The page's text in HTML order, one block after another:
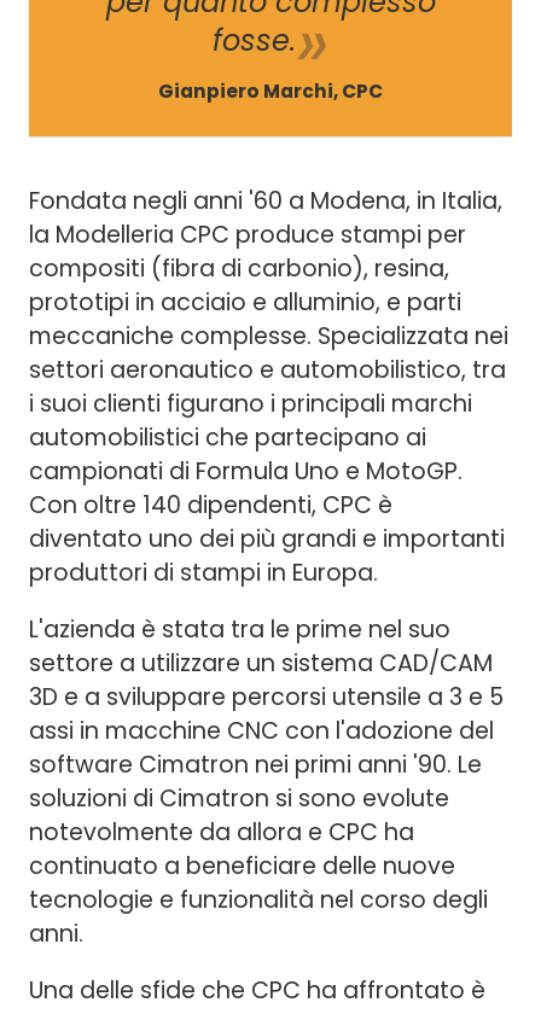
fosse.
Gianpiero Marchi, CPC
Fondata negli anni '60 a Modena, in Italia,
la Modelleria CPC produce stampi per
compositi (fibra di carbonio), resina,
prototipi in acciaio e alluminio, e parti
meccaniche complesse. Specializzata nei
settori aeronautico e automobilistico, tra
i suoi clienti figurano i principali marchi
automobilistici che partecipano ai
campionati di Formula Uno e MotoGP.
Con oltre 140 dipendenti, CPC è
diventato uno dei più grandi e importanti
produttori di stampi in Europa.
L'azienda è stata tra le prime nel suo
settore a utilizzare un sistema CAD/CAM
3D e a sviluppare percorsi utensile a 3 e 5
assi in macchine CNC con l'adozione del
software Cimatron nei primi anni '90. Le
soluzioni di Cimatron si sono evolute
notevolmente da allora e CPC ha
continuato a beneficiare delle nuove
tecnologie e funzionalità nel corso degli
anni.
Una delle sfide che CPC ha affrontato è